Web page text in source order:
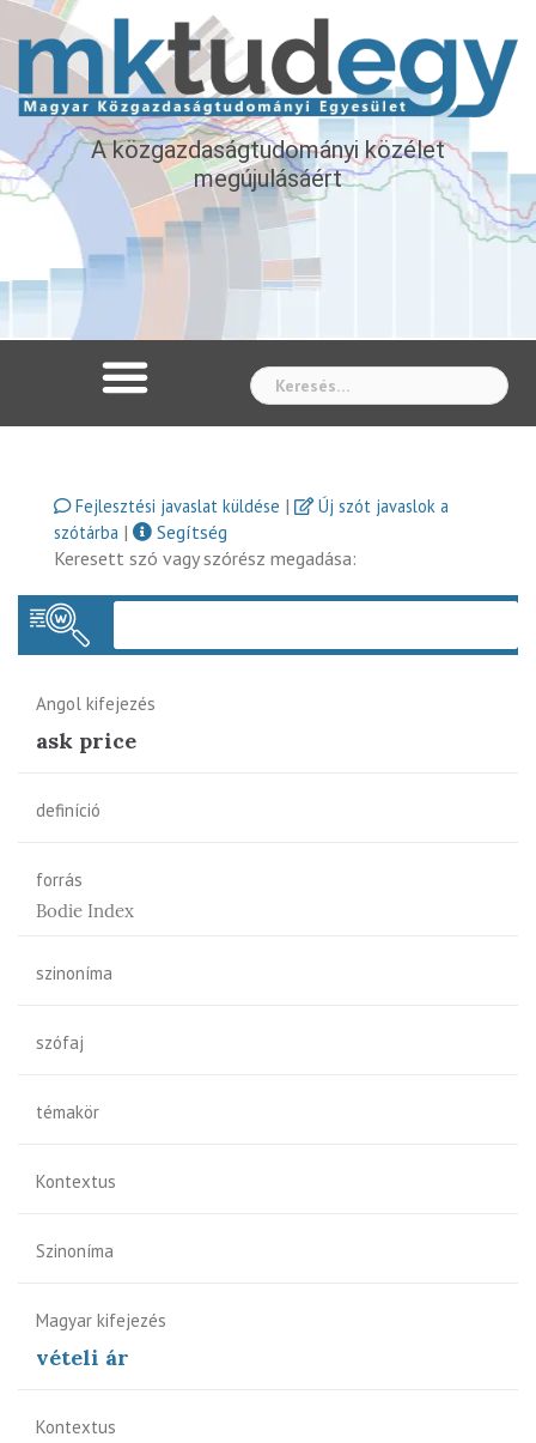
A közgazdaságtudományi közélet
megújulásáért
Fejlesztési javaslat küldése |
Új szót javaslok a
szótárba |
Segítség
Keresett szó vagy szórész megadása:
Angol kifejezés
ask price
definíció
forrás
Bodie Index
szinoníma
szófaj
témakör
Kontextus
Szinoníma
Magyar kifejezés
vételi ár
Kontextus